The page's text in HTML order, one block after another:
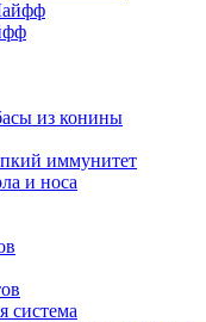
из конины
иммунитет
и носа
система